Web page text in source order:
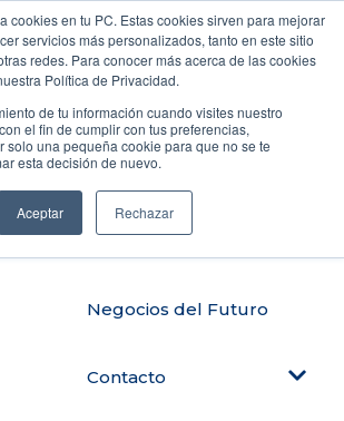
cookies en tu PC. Estas cookies sirven para mejorar
servicios más personalizados, tanto en este sitio
redes. Para conocer más acerca de las cookies
Política de Privacidad.
de tu información cuando visites nuestro
el fin de cumplir con tus preferencias,
solo una pequeña cookie para que no se te
esta decisión de nuevo.
Aceptar Rechazar
Productos
Automatiza tu negocio
Blog Tendencias
Negocios del Futuro
Contacto